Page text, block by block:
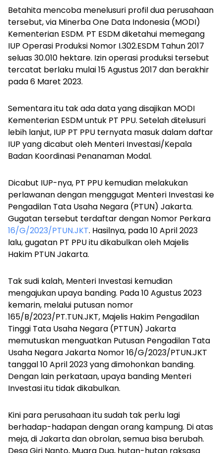
Betahita mencoba menelusuri profil dua perusahaan
tersebut, via Minerba One Data Indonesia (MODI)
Kementerian ESDM. PT ESDM diketahui memegang
IUP Operasi Produksi Nomor I.302.ESDM Tahun 2017
seluas 30.010 hektare. Izin operasi produksi tersebut
tercatat berlaku mulai 15 Agustus 2017 dan berakhir
pada 6 Maret 2023.
Sementara itu tak ada data yang disajikan MODI
Kementerian ESDM untuk PT PPU. Setelah ditelusuri
lebih lanjut, IUP PT PPU ternyata masuk dalam daftar
IUP yang dicabut oleh Menteri Investasi/Kepala
Badan Koordinasi Penanaman Modal.
Dicabut IUP-nya, PT PPU kemudian melakukan
perlawanan dengan menggugat Menteri Investasi ke
Pengadilan Tata Usaha Negara (PTUN) Jakarta.
Gugatan tersebut terdaftar dengan Nomor Perkara
16/G/2023/PTUN.JKT. Hasilnya, pada 10 April 2023
lalu, gugatan PT PPU itu dikabulkan oleh Majelis
Hakim PTUN Jakarta.
Tak sudi kalah, Menteri Investasi kemudian
mengajukan upaya banding. Pada 10 Agustus 2023
kemarin, melalui putusan nomor
165/B/2023/PT.TUN.JKT, Majelis Hakim Pengadilan
Tinggi Tata Usaha Negara (PTTUN) Jakarta
memutuskan menguatkan Putusan Pengadilan Tata
Usaha Negara Jakarta Nomor 16/G/2023/PTUN.JKT
tanggal 10 April 2023 yang dimohonkan banding.
Dengan lain perkataan, upaya banding Menteri
Investasi itu tidak dikabulkan.
Kini para perusahaan itu sudah tak perlu lagi
berhadap-hadapan dengan orang kampung. Di atas
meja, di Jakarta dan obrolan, semua bisa berubah.